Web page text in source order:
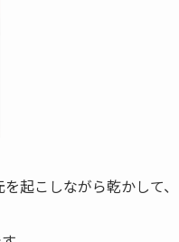
起こしながら乾かして、